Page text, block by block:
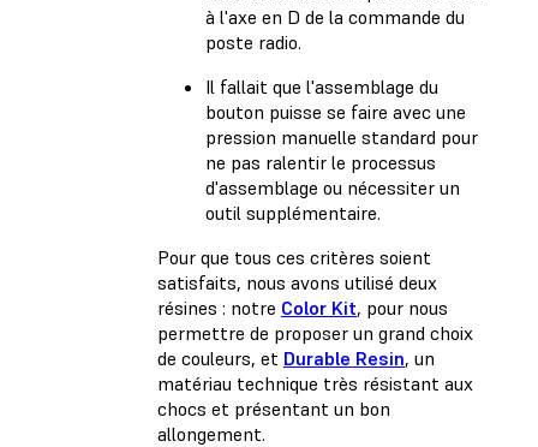
à l'axe en D de la commande du
poste radio.
Il fallait que l'assemblage du
bouton puisse se faire avec une
pression manuelle standard pour
ne pas ralentir le processus
d'assemblage ou nécessiter un
outil supplémentaire.
Pour que tous ces critères soient
satisfaits, nous avons utilisé deux
résines : notre Color Kit, pour nous
permettre de proposer un grand choix
de couleurs, et Durable Resin, un
matériau technique très résistant aux
chocs et présentant un bon
allongement.